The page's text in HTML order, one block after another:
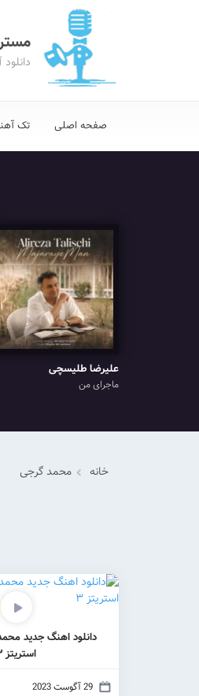
صفحه اصلی تک
علیرضا طلیسچی
ماجرای من
خانه محمد گرجی
دانلود اهنگ جدید
استریتز ۳
29 آگوست 2023